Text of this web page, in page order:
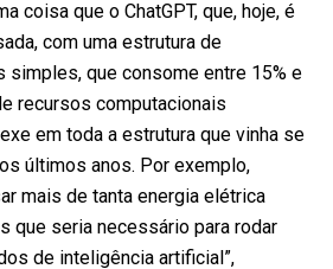
coisa que o ChatGPT, que, hoje, é
com uma estrutura de
simples, que consome entre 15% e
recursos computacionais
em toda a estrutura que vinha se
últimos anos. Por exemplo,
mais de tanta energia elétrica
que seria necessário para rodar
de inteligência artificial”,